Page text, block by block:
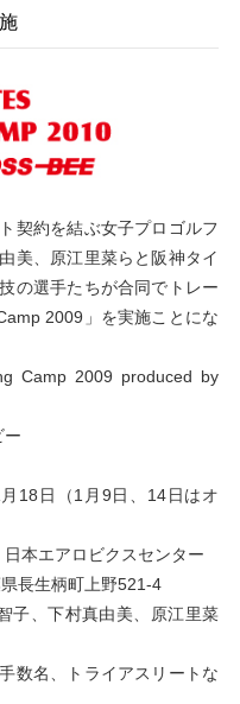
契約を結ぶ女子プロゴルフ
美、原江里菜らと阪神タイ
の選手たちが合同でトレー
2009」を実施ことにな
2009 produced by
（1月9日、14日はオ
アロビクスセンター
町上野521‐4
、下村真由美、原江里菜
トライアスリートな